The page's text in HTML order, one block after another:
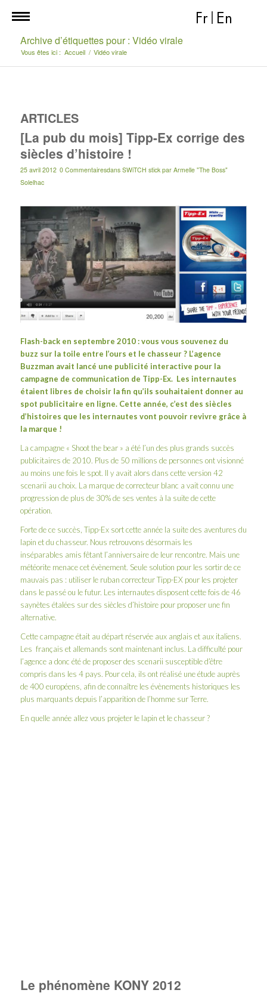
Fr En
Archive d’étiquettes pour : Vidéo virale
Vous êtes ici : Accueil / Vidéo virale
ARTICLES
[La pub du mois] Tipp-Ex corrige des
siècles d’histoire !
25 avril 2012 0 Commentairesdans SWiTCH stick par Armelle "The Boss"
Solelhac
Flash-back en septembre 2010 : vous vous souvenez du
buzz sur la toile entre l’ours et le chasseur ? L’agence
Buzzman avait lancé une publicité interactive pour la
campagne de communication de Tipp-Ex. Les internautes
étaient libres de choisir la fin qu’ils souhaitaient donner au
spot publicitaire en ligne. Cette année, c’est des siècles
d’histoires que les internautes vont pouvoir revivre grâce à
la marque !
La campagne « Shoot the bear» a été l’un des plus grands succès
publicitaires de 2010. Plus de 50 millions de personnes ont visionné
au moins une fois le spot. Il y avait alors dans cette version 42
scenarii au choix. La marque de correcteur blanc a vait connu une
progression de plus de 30% de ses ventes à la suite de cette
opération.
Forte de ce succès, Tipp-Ex sort cette année la suite des aventures du
lapin et du chasseur. Nous retrouvons désormais les
inséparables amis fêtant l’anniversaire de leur rencontre. Mais une
météorite menace cet évènement. Seule solution pour les sortir de ce
mauvais pas : utiliser le ruban correcteur Tipp-EX pour les projeter
dans le passé ou le futur. Les internautes disposent cette fois de 46
saynètes étalées sur des siècles d’histoire pour proposer une fin
alternative.
Cette campagne était au départ réservée aux anglais et aux italiens.
Les français et allemands sont maintenant inclus. La difficulté pour
l’agence a donc été de proposer des scenarii susceptible d’être
compris dans les 4 pays. Pour cela, ils ont réalisé une étude auprès
de 400 européens, afin de connaître les évènements historiques les
plus marquants depuis l’apparition de l’homme sur Terre.
En quelle année allez vous projeter le lapin et le chasseur ?
Le phénomène KONY 2012